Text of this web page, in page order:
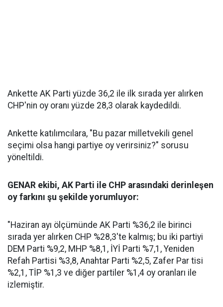
Ankette AK Parti yüzde 36,2 ile ilk sırada yer alırken
CHP'nin oy oranı yüzde 28,3 olarak kaydedildi.
Ankette katılımcılara, "Bu pazar milletvekili genel
seçimi olsa hangi partiye oy verirsiniz?" sorusu
yöneltildi.
GENAR ekibi, AK Parti ile CHP arasındaki derinleşen
oy farkını şu şekilde yorumluyor:
"Haziran ayı ölçümünde AK Parti %36,2 ile birinci
sırada yer alırken CHP %28,3'te kalmış; bu iki partiyi
DEM Parti %9,2, MHP %8,1, İYİ Parti %7,1, Yeniden
Refah Partisi %3,8, Anahtar Parti %2,5, Zafer Par tisi
%2,1, TİP %1,3 ve diğer partiler %1,4 oy oranları ile
izlemiştir.